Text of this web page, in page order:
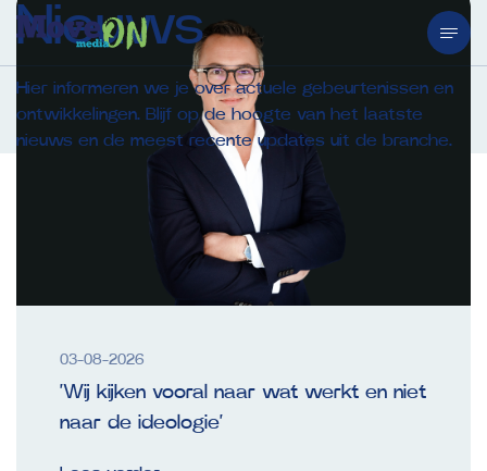
Nieuws
Hier informeren we je over actuele gebeurtenissen en
ontwikkelingen. Blijf op de hoogte van het laatste
nieuws en de meest recente updates uit de branche.
03-08-2026
‘Wij kijken vooral naar wat werkt en niet
naar de ideologie’